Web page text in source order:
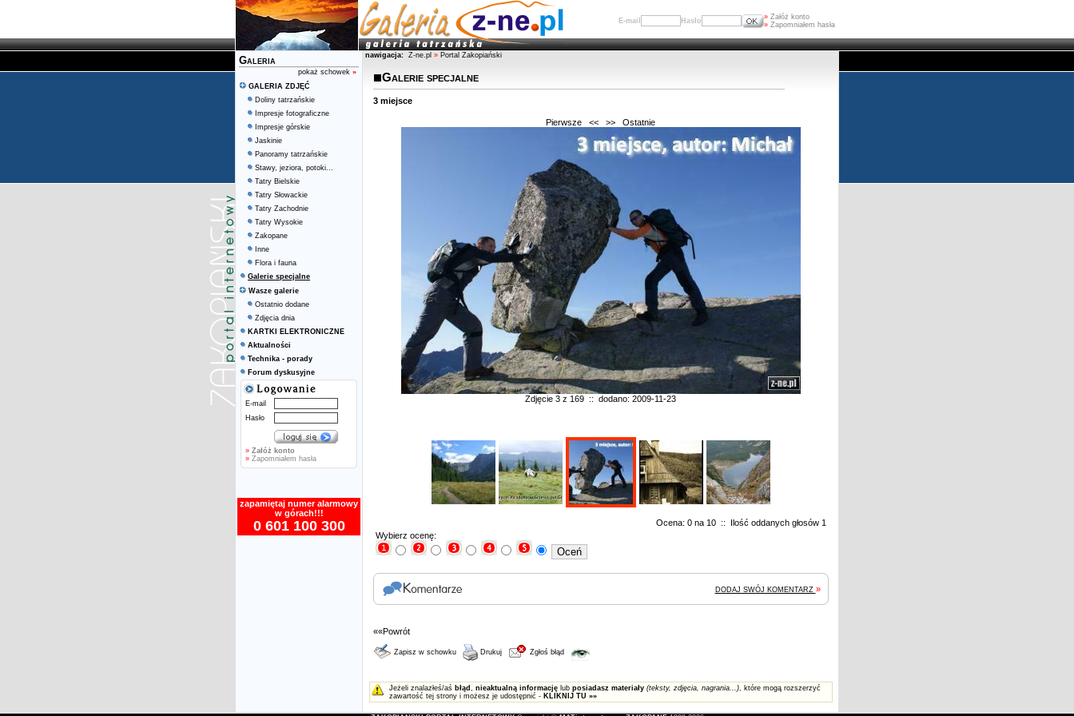
E-mail Hasło » Załóż konto
» Zapomniałem hasła
Galeria
pokaż schowek »
GALERIA ZDJĘĆ
Doliny tatrzańskie
Impresje fotograficzne
Impresje górskie
Jaskinie
Panoramy tatrzańskie
Stawy, jeziora, potoki...
Tatry Bielskie
Tatry Słowackie
Tatry Zachodnie
Tatry Wysokie
Zakopane
Inne
Flora i fauna
Galerie specjalne
Wasze galerie
Ostatnio dodane
Zdjęcia dnia
KARTKI ELEKTRONICZNE
Aktualności
Technika - porady
Forum dyskusyjne
E-mail
Hasło
» Załóż konto
» Zapomniałem hasła
zapamiętaj numer alarmowy
w górach!!!
0 601 100 300
nawigacja: Z-ne.pl » Portal Zakopiański
Galerie specjalne
3 miejsce
Pierwsze << >> Ostatnie
Zdjęcie 3 z 169 :: dodano: 2009-11-23
Ocena: 0 na 10 :: Ilość oddanych głosów 1
Wybierz ocenę:
DODAJ SWÓJ KOMENTARZ »
««Powrót
Zapisz w schowku Drukuj Zgłoś błąd
Jeżeli znalazłeś/aś błąd , nieaktualną informacjęlub posiadasz materiały (teksty, zdjęcia, nagrania...), które mogą rozszerzyć
zawartość tej strony i możesz je udostępnić - KLIKNIJ TU »»